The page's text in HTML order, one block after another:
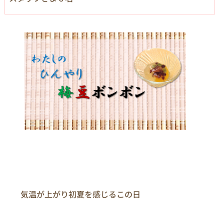
気温が上がり初夏を感じるこの日